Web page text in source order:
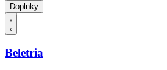
Doplnky
Beletria